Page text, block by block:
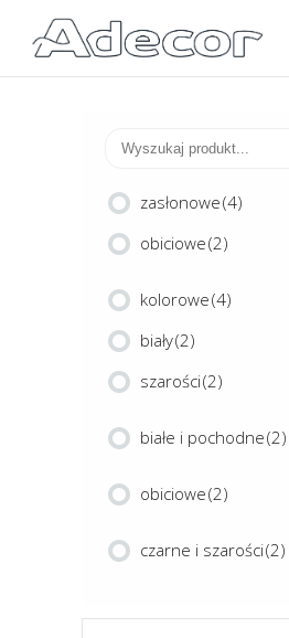
zasłonowe(4)
obiciowe(2)
kolorowe(4)
biały(2)
szarości(2)
białe i pochodne(2)
obiciowe(2)
czarne i szarości(2)